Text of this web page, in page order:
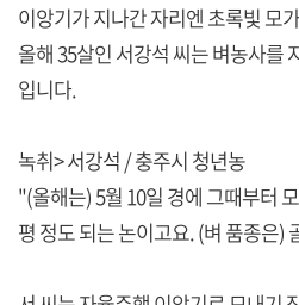
이앙기가 지나간 자리엔 초록빛 모
올해 35살인 서강석 씨는 벼농사를
입니다.
녹취> 서강석 / 충주시 청년농
"(올해는) 5월 10일 경에 그때부터
평 정도 되는 논이고요. (벼 품종은)